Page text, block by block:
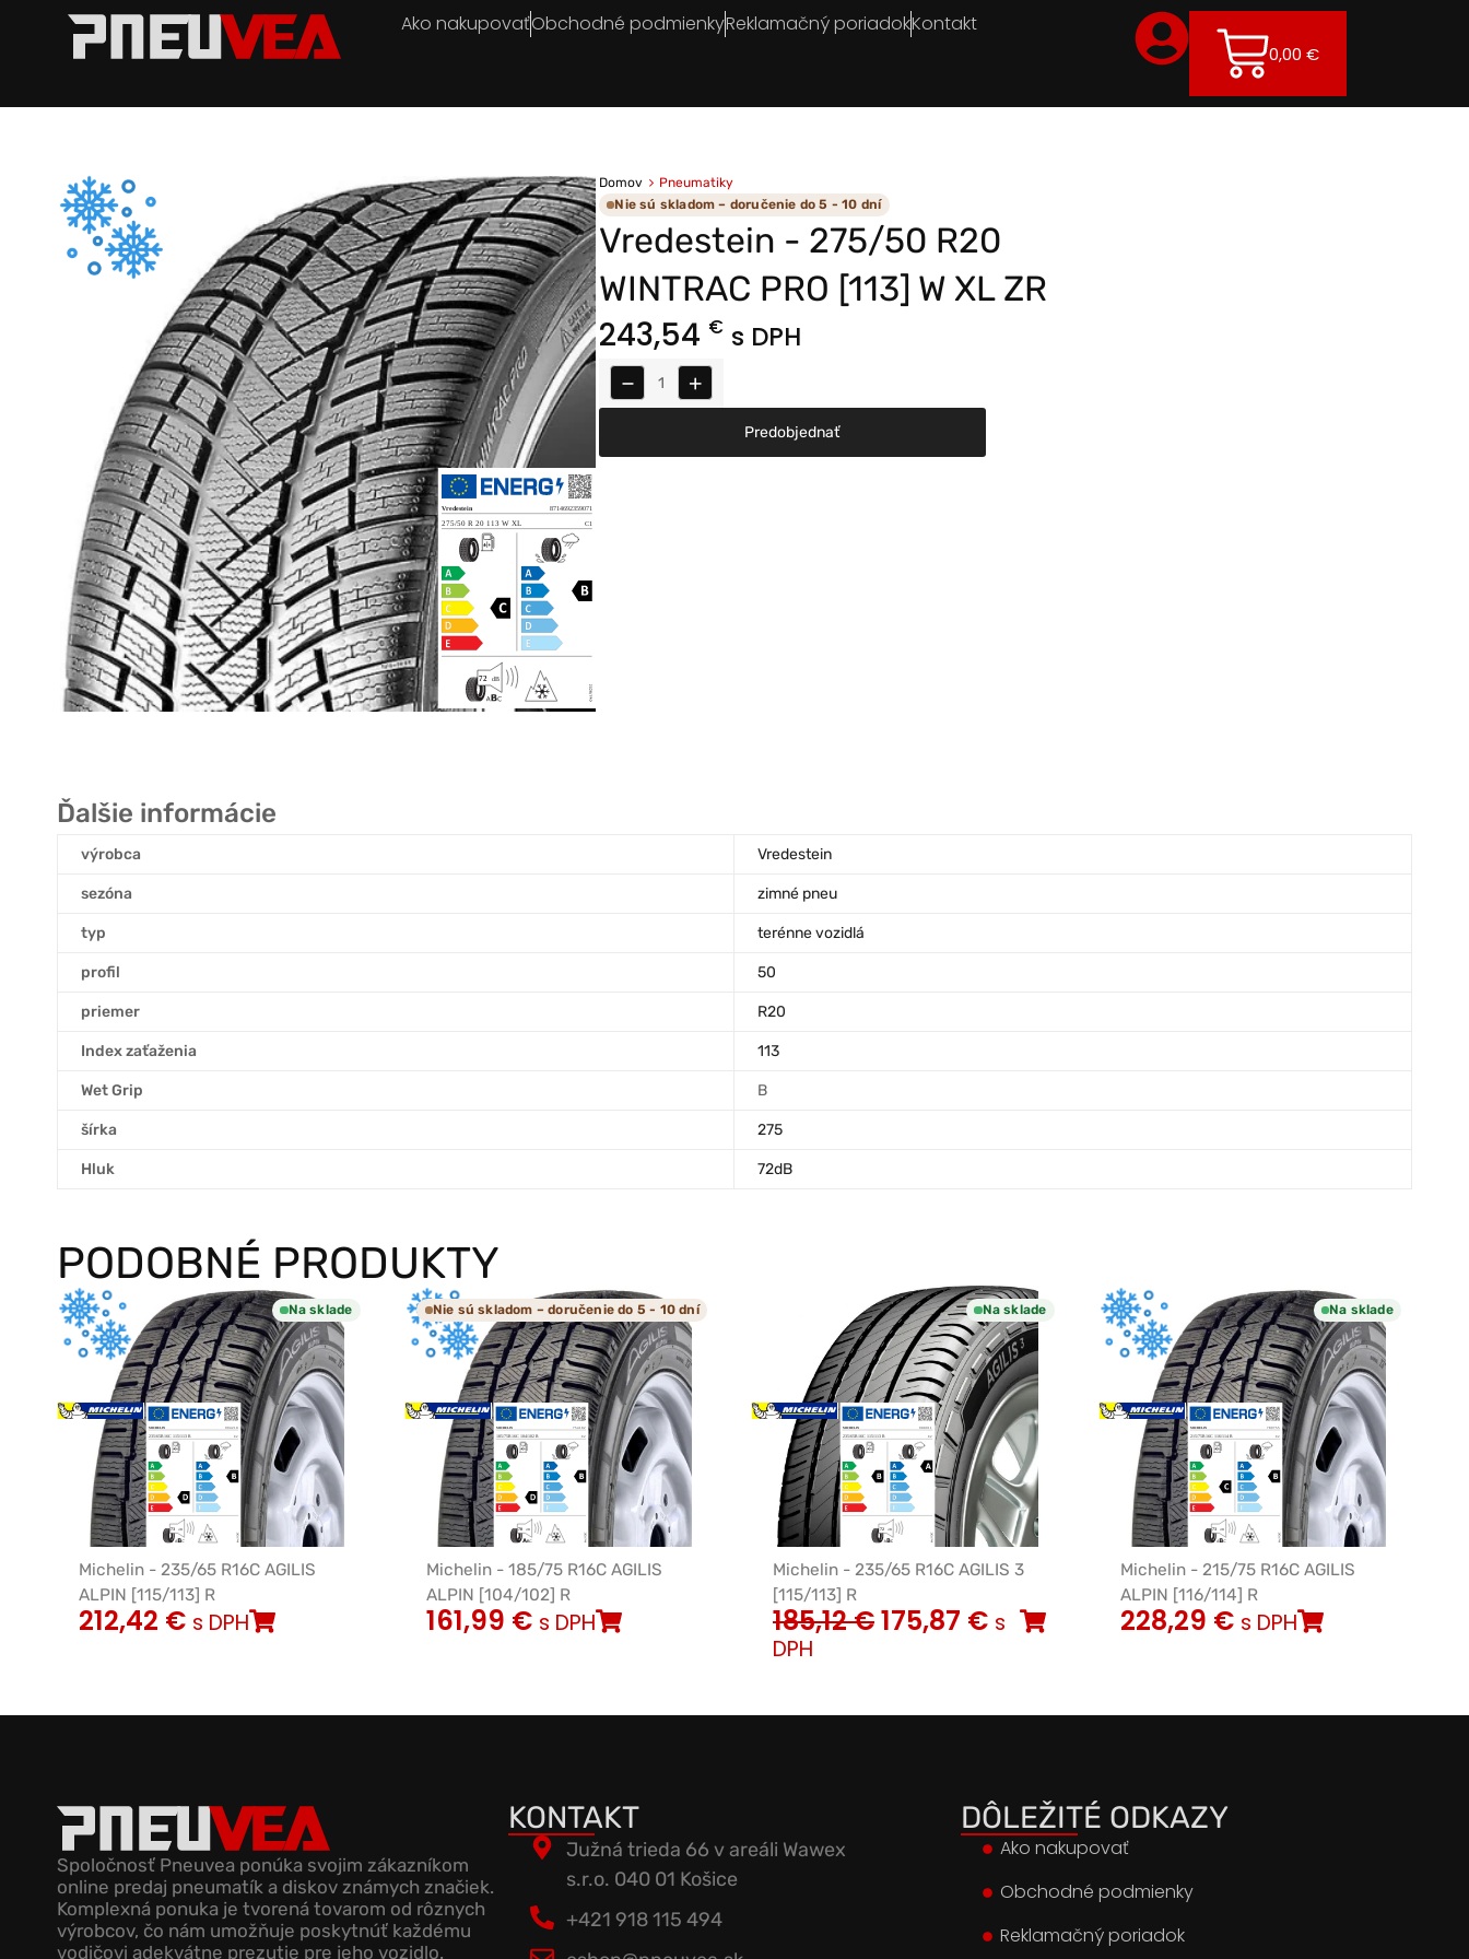
Ako nakupovaťObchodné podmienkyReklamačný poriadokKontakt
0,00 €
Domov
Pneumatiky
Nie sú skladom – doručenie do 5 - 10 dní
Vredestein - 275/50 R20
WINTRAC PRO [113] W XL ZR
243,54 € s DPH
− +
Predobjednať
Ďalšie informácie
výrobca Vredestein
sezóna zimné pneu
typ terénne vozidlá
profil 50
priemer R20
Index zaťaženia 113
Wet Grip B
šírka 275
Hluk 72dB
PODOBNÉ PRODUKTY
Na sklade
Michelin - 235/65 R16C AGILIS
ALPIN [115/113] R
212,42 € s DPH
Nie sú skladom – doručenie do 5 - 10 dní
Michelin - 185/75 R16C AGILIS
ALPIN [104/102] R
161,99 € s DPH
Na sklade
Michelin - 235/65 R16C AGILIS 3
[115/113] R
185,12€175,87 € s
DPH
Na sklade
Michelin - 215/75 R16C AGILIS
ALPIN [116/114] R
228,29 € s DPH
Spoločnosť Pneuvea ponúka svojim zákazníkom
online predaj pneumatík a diskov známych značiek.
Komplexná ponuka je tvorená tovarom od rôznych
výrobcov, čo nám umožňuje poskytnúť každému
vodičovi adekvátne prezutie pre jeho vozidlo.
KONTAKT
Južná trieda 66 v areáli Wawex
s.r.o. 040 01 Košice
+421 918 115 494
DÔLEŽITÉ ODKAZY
Ako nakupovať
Obchodné podmienky
Reklamačný poriadok